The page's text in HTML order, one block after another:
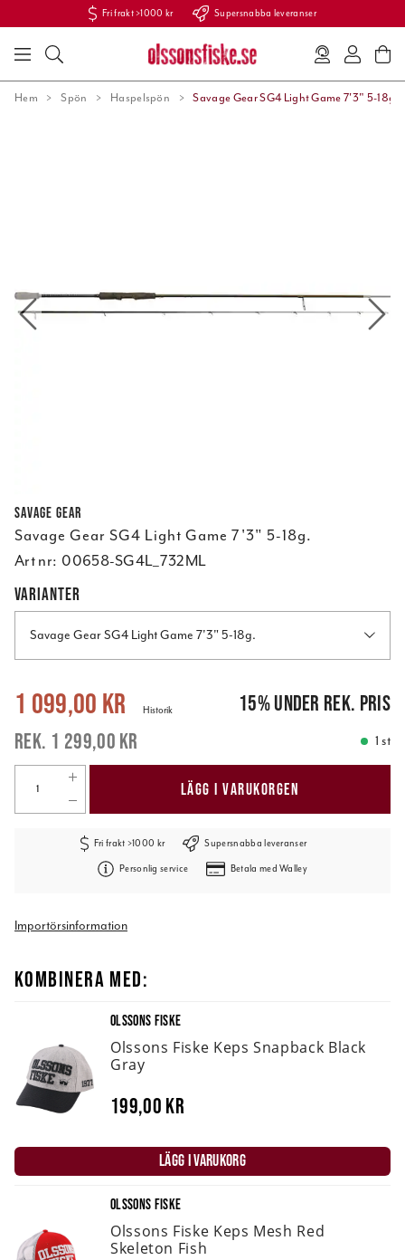
Fri frakt >1000 kr Supersnabba leveranser
Hem Spön Haspelspön Savage Gear SG4 Light Game 7'3" 5-18g.
Savage Gear
Savage Gear SG4 Light Game 7'3" 5-18g.
Art nr: 00658-SG4L_732ML
VARIANTER
Savage Gear SG4 Light Game 7'3" 5-18g.
Nuvarande pris: 1 099,00 kr 1 299,00 kr
1 099,00 kr
1 299,00 kr
Historik 15%under rek. pris
1 st
LÄGG I VARUKORGEN
Fri frakt >1000 kr Supersnabba leveranser
Personlig service Betala med Walley
Importörsinformation
KOMBINERA MED:
OLSSONS FISKE
Olssons Fiske Keps Snapback Black
Gray
199,00 kr
LÄGG I VARUKORG
OLSSONS FISKE
Olssons Fiske Keps Mesh Red
Skeleton Fish